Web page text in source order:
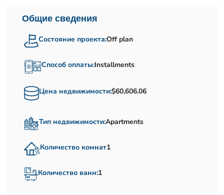
Общие сведения
Состояние проекта:Off plan
Способ оплаты:Installments
Цена недвижимости:$60,606.06
Тип недвижимости:Apartments
Количество комнат1
Количество ванн:1